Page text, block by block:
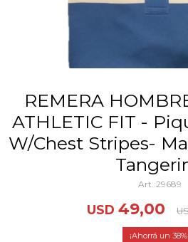
REMERA
ATHLETIC FIT -
W/Chest Stripes-
29689
USD 49,00
38